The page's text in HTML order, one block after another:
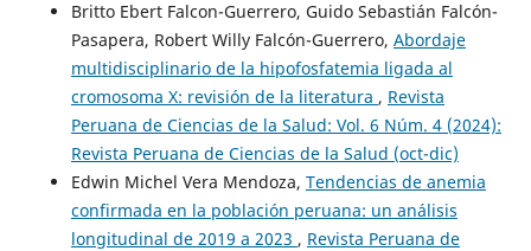
Britto Ebert Falcon-Guerrero, Guido Sebastián Falcón-
Pasapera, Robert Willy Falcón-Guerrero, Abordaje
multidisciplinario de la hipofosfatemia ligada al
cromosoma X: revisión de la literatura , Revista
Peruana de Ciencias de la Salud: Vol. 6 Núm. 4 (2024):
Revista Peruana de Ciencias de la Salud (oct-dic)
Edwin Michel Vera Mendoza, Tendencias de anemia
confirmada en la población peruana: un análisis
longitudinal de 2019 a 2023 , Revista Peruana de